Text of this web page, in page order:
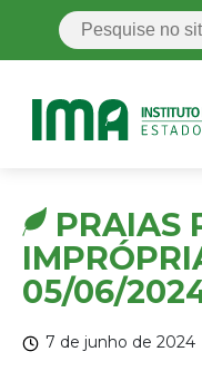
PRAIAS
05/06/
7 de junho de 2024